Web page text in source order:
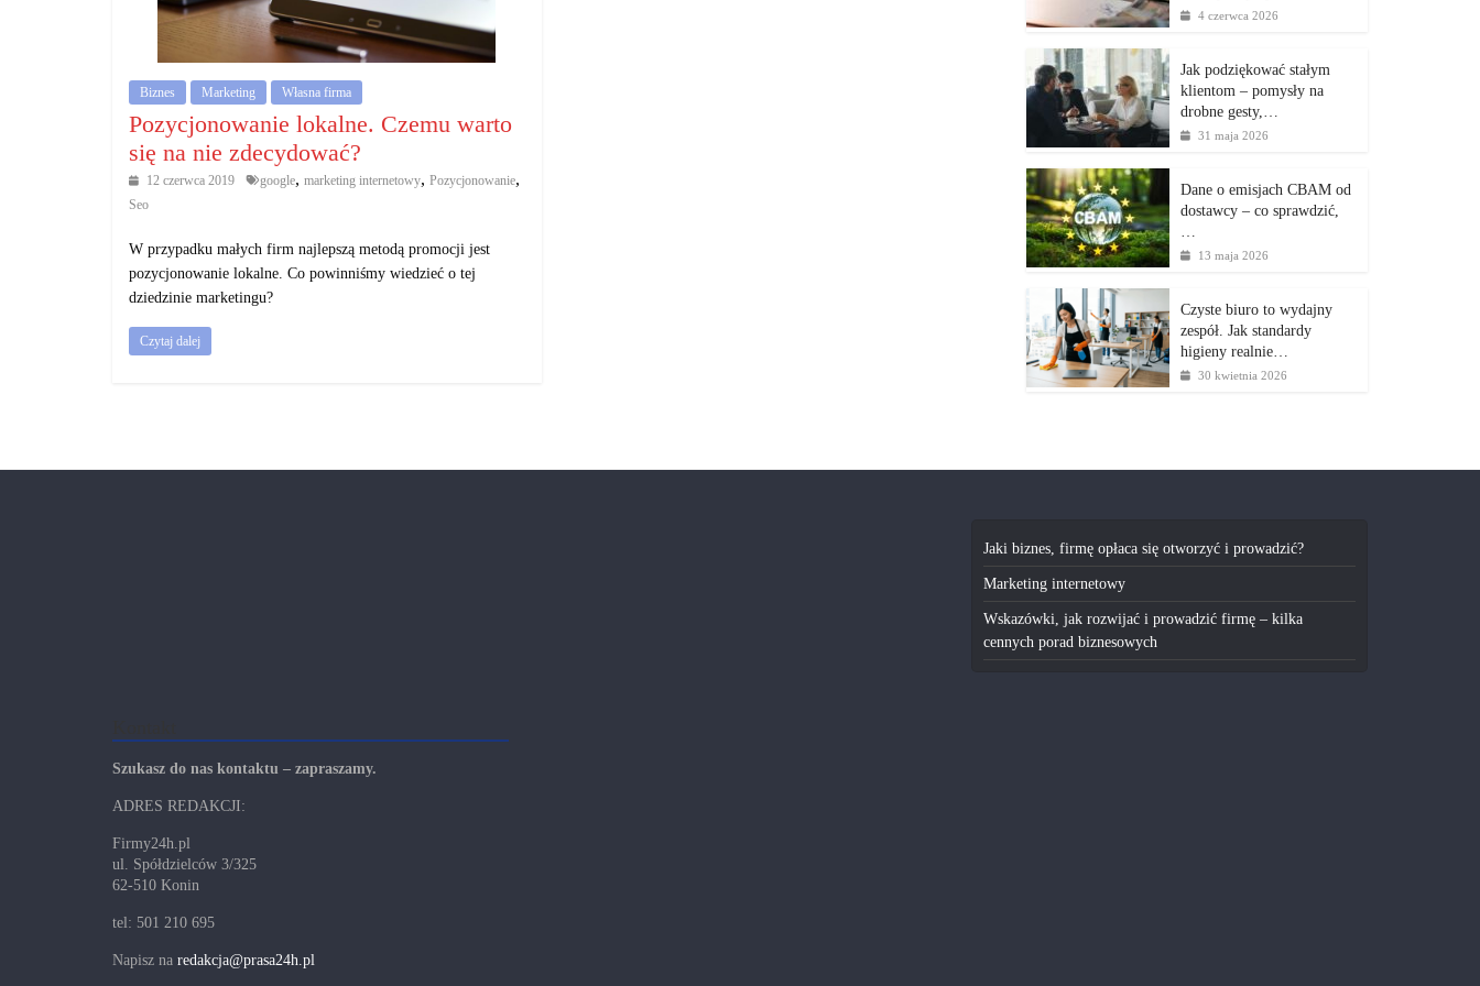
działalność
gospodarczą.
Porady
biznesowe
Biznes Marketing Własna firma
Pozycjonowanie lokalne. Czemu warto
się na nie zdecydować?
12 czerwca 2019 google,marketing internetowy,Pozycjonowanie,
Seo
W przypadku małych firm najlepszą metodą promocji jest
pozycjonowanie lokalne. Co powinniśmy wiedzieć o tej
dziedzinie marketingu?
Czytaj dalej
4 czerwca 2026
Jak podziękować stałym
klientom – pomysły na
drobne gesty,…
31 maja 2026
Dane o emisjach CBAM od
dostawcy – co sprawdzić,
13 maja 2026
Czyste biuro to wydajny
zespół. Jak standardy
higieny realnie…
30 kwietnia 2026
Jaki biznes, firmę opłaca się otworzyć i prowadzić?
Marketing internetowy
Wskazówki, jak rozwijać i prowadzić firmę – kilka
cennych porad biznesowych
Szukasz do nas kontaktu – zapraszamy.
ADRES REDAKCJI:
Firmy24h.pl
ul. Spółdzielców 3/325
62-510 Konin
tel: 501 210 695
Napisz na redakcja@prasa24h.pl